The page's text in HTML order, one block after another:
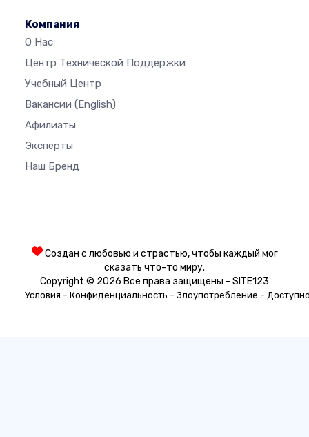
Компания
О Нас
Центр Технической Поддержки
Учебный Центр
Вакансии (English)
Афилиаты
Эксперты
Наш Бренд
Создан с любовью и страстью, чтобы каждый мог
сказать что-то миру.
Copyright © 2026 Все права защищены - SITE123
Условия - Конфиденциальность - Злоупотребление -